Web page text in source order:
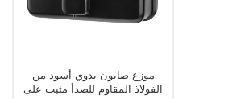
موزع صابون يدوي أسود من
الفولاذ المقاوم للصدأ مثبت على